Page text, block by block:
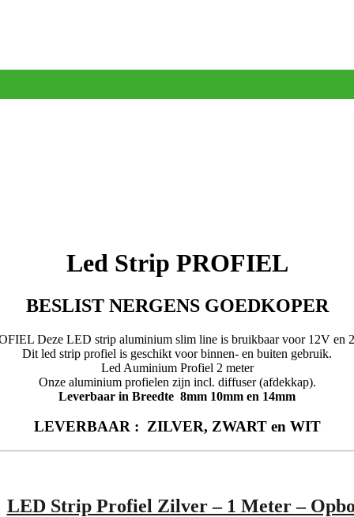
Led Strip PROFIEL
BESLIST NERGENS GOEDKOPER
Deze LED strip aluminium slim line is bruikbaar voor 12V en
Dit led strip profiel is geschikt voor binnen- en buiten gebruik.
Led Auminium Profiel 2 meter
Onze aluminium profielen zijn incl. diffuser (afdekkap).
Leverbaar in Breedte 8mm 10mm en 14mm
LEVERBAAR : ZILVER, ZWART en WIT
LED Strip Profiel Zilver – 1 Meter –